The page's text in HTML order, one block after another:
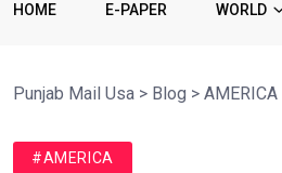
HOME E-PAPER WORLD
Punjab Mail Usa > Blog > AMERICA
#AMERICA